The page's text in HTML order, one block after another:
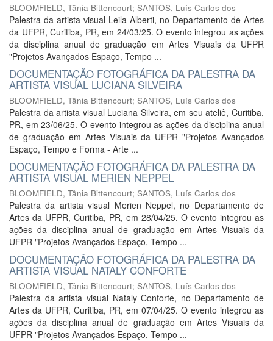
BLOOMFIELD, Tânia Bittencourt; SANTOS, Luís Carlos dos
Palestra da artista visual Leila Alberti, no Departamento de Artes
da UFPR, Curitiba, PR, em 24/03/25. O evento integrou as ações
da disciplina anual de graduação em Artes Visuais da UFPR
"Projetos Avançados Espaço, Tempo ...
DOCUMENTAÇÃO FOTOGRÁFICA DA PALESTRA DA
ARTISTA VISUAL LUCIANA SILVEIRA
BLOOMFIELD, Tânia Bittencourt; SANTOS, Luís Carlos dos
Palestra da artista visual Luciana Silveira, em seu ateliê, Curitiba,
PR, em 23/06/25. O evento integrou as ações da disciplina anual
de graduação em Artes Visuais da UFPR "Projetos Avançados
Espaço, Tempo e Forma - Arte ...
DOCUMENTAÇÃO FOTOGRÁFICA DA PALESTRA DA
ARTISTA VISUAL MERIEN NEPPEL
BLOOMFIELD, Tânia Bittencourt; SANTOS, Luís Carlos dos
Palestra da artista visual Merien Neppel, no Departamento de
Artes da UFPR, Curitiba, PR, em 28/04/25. O evento integrou as
ações da disciplina anual de graduação em Artes Visuais da
UFPR "Projetos Avançados Espaço, Tempo ...
DOCUMENTAÇÃO FOTOGRÁFICA DA PALESTRA DA
ARTISTA VISUAL NATALY CONFORTE
BLOOMFIELD, Tânia Bittencourt; SANTOS, Luís Carlos dos
Palestra da artista visual Nataly Conforte, no Departamento de
Artes da UFPR, Curitiba, PR, em 07/04/25. O evento integrou as
ações da disciplina anual de graduação em Artes Visuais da
UFPR "Projetos Avançados Espaço, Tempo ...